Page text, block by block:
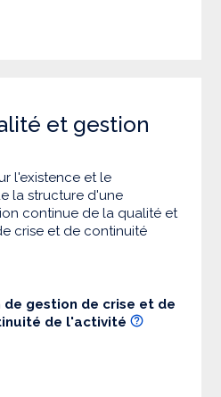
et gestion
l'existence et le
la structure d'une
continue de la qualité et
crise et de continuité
de gestion de crise et de
de l'activité